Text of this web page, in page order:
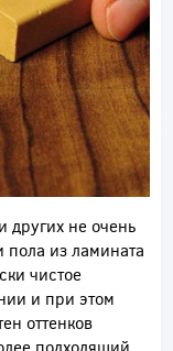
других не очень
пола из ламината
чистое
и при этом
оттенков
подходящий